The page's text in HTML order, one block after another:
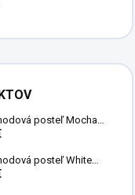
posteľ Mocha
pre 3 deti 90x200 cm s
posteľ White
pre 3 deti 90x200 cm s